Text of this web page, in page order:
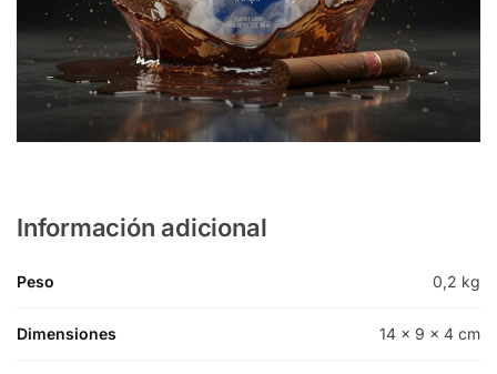
Información adicional
Peso 0,2 kg
Dimensiones 14 × 9 × 4 cm